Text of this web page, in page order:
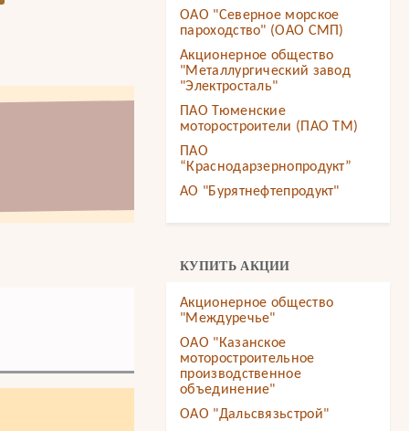
ОАО "Северное морское
пароходство" (ОАО СМП)
Акционерное общество
"Металлургический завод
"Электросталь"
ПАО Тюменские
моторостроители (ПАО ТМ)
ПАО
“Краснодарзернопродукт”
АО "Бурятнефтепродукт"
КУПИТЬ АКЦИИ
Акционерное общество
"Междуречье"
ОАО "Казанское
моторостроительное
производственное
объединение"
ОАО "Дальсвязьстрой"